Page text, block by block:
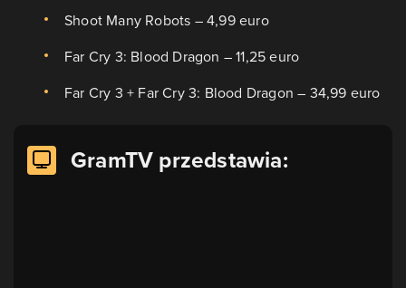
Shoot Many Robots – 4,99 euro
Far Cry 3: Blood Dragon – 11,25 euro
Far Cry 3 + Far Cry 3: Blood Dragon – 34,99 euro
GramTV przedstawia: